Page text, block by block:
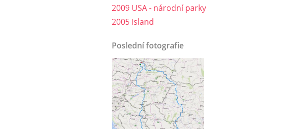
2009 USA - národní parky
2005 Island
Poslední fotografie